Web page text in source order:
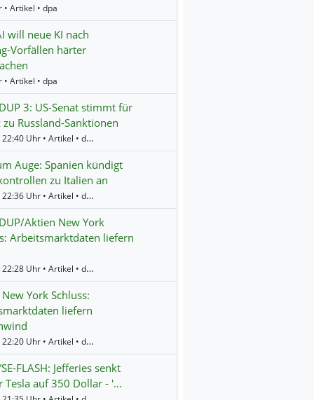
• Artikel • dpa
will neue KI nach
Vorfällen härter
• Artikel • dpa
3: US-Senat stimmt für
zu Russland-Sanktionen
Gestern 22:40 Uhr • Artikel • dpa-AFX
Auge: Spanien kündigt
zu Italien an
Gestern 22:36 Uhr • Artikel • dpa-AFX
Aktien New York
Arbeitsmarktdaten liefern
Gestern 22:28 Uhr • Artikel • dpa-AFX
York Schluss:
liefern
Gestern 22:20 Uhr • Artikel • dpa-AFX
FLASH: Jefferies senkt
Tesla auf 350 Dollar - '…